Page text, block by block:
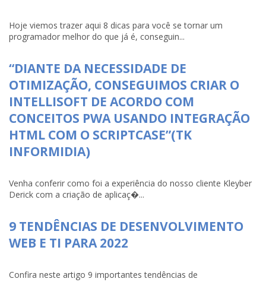
Hoje viemos trazer aqui 8 dicas para você se tornar um
programador melhor do que já é, conseguin...
“DIANTE DA NECESSIDADE DE
OTIMIZAÇÃO, CONSEGUIMOS CRIAR O
INTELLISOFT DE ACORDO COM
CONCEITOS PWA USANDO INTEGRAÇÃO
HTML COM O SCRIPTCASE”(TK
INFORMIDIA)
Venha conferir como foi a experiência do nosso cliente Kleyber
Derick com a criação de aplicaç�...
9 TENDÊNCIAS DE DESENVOLVIMENTO
WEB E TI PARA 2022
Confira neste artigo 9 importantes tendências de